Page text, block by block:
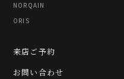
NORQAIN
ORIS
来店ご予約
お問い合わせ